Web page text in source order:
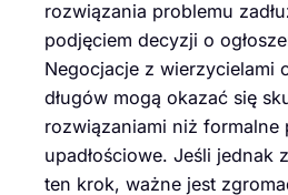
rozwiązania problemu
podjęciem decyzji o
Negocjacje z wierzycielami
długów mogą okazać się
rozwiązaniami niż formalne
upadłościowe. Jeśli jednak
ten krok, ważne jest